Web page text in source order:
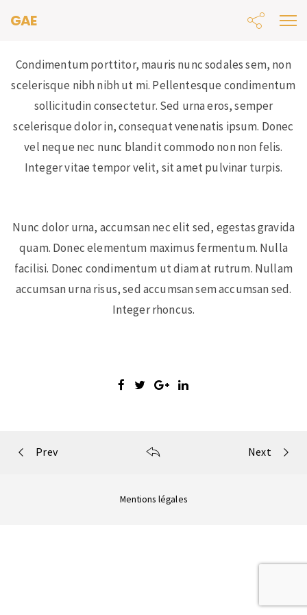
GAE
Condimentum porttitor, mauris nunc sodales sem, non
scelerisque nibh nibh ut mi. Pellentesque condimentum
sollicitudin consectetur. Sed urna eros, semper
scelerisque dolor in, consequat venenatis ipsum. Donec
vel neque nec nunc blandit commodo non non felis.
Integer vitae tempor velit, sit amet pulvinar turpis.
Nunc dolor urna, accumsan nec elit sed, egestas gravida
quam. Donec elementum maximus fermentum. Nulla
facilisi. Donec condimentum ut diam at rutrum. Nullam
accumsan urna risus, sed accumsan sem accumsan sed.
Integer rhoncus.
Portfolio
navigation
Prev Next
Mentions légales